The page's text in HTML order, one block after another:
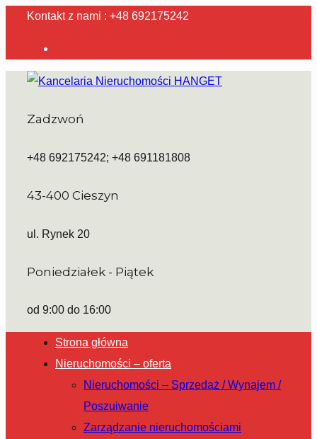
Kontakt z nami : +48 692175242
Zadzwoń
+48 692175242; +48 691181808
43-400 Cieszyn
ul. Rynek 20
Poniedziałek - Piątek
od 9:00 do 16:00
Strona główna
Nieruchomości – oferta
Nieruchomości – Sprzedaż / Wynajem /
Poszuiwanie
Zarządzanie nieruchomościami